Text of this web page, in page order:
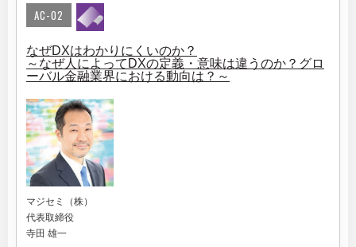
AC-02
なぜDXはわかりにくいのか？
～なぜ人によってDXの定義・意味は違うのか？グロ
ーバル金融業界における動向は？～
マジセミ（株）
代表取締役
寺田 雄一